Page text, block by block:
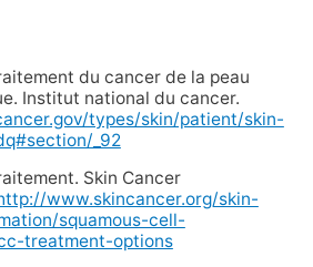
du cancer de la peau
Institut national du cancer.
types/skin/patient/skin-
_92
Skin Cancer
www.skincancer.org/skin-
squamous-cell-
treatment-options